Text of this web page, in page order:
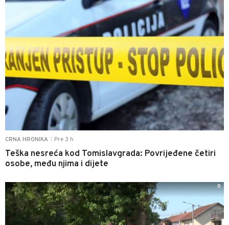
CRNA HRONIKA Pre 3 h
Teška nesreća kod Tomislavgrada: Povrijeđene četiri
osobe, među njima i dijete
0